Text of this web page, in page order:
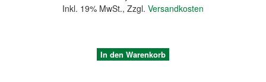
Inkl. 19% MwSt., Zzgl. Versandkosten
In den Warenkorb